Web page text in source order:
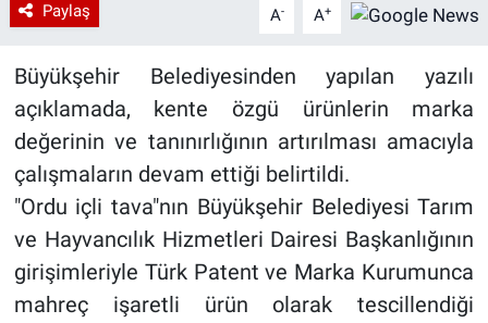
Paylaş A- A+
Büyükşehir Belediyesinden yapılan yazılı
açıklamada, kente özgü ürünlerin marka
değerinin ve tanınırlığının artırılması amacıyla
çalışmaların devam ettiği belirtildi.
"Ordu içli tava"nın Büyükşehir Belediyesi Tarım
ve Hayvancılık Hizmetleri Dairesi Başkanlığının
girişimleriyle Türk Patent ve Marka Kurumunca
mahreç işaretli ürün olarak tescillendiği